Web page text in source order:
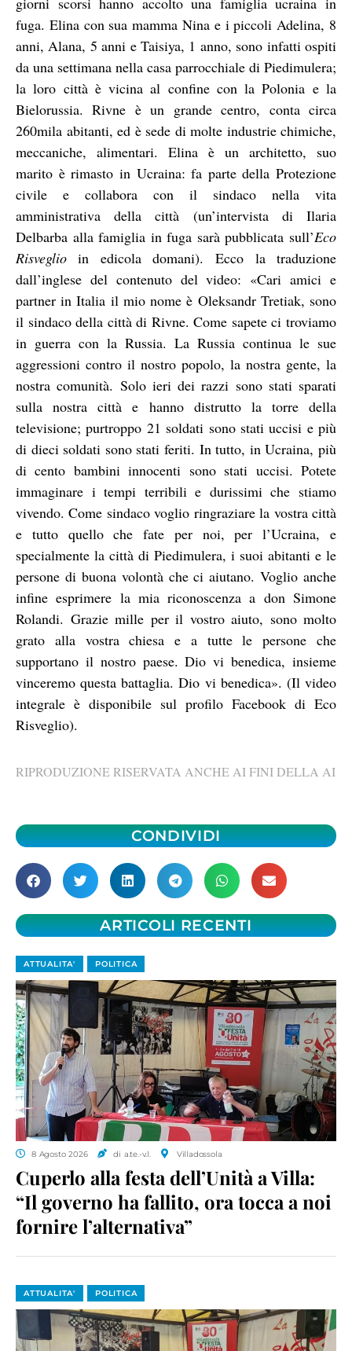
fuga. Elina con sua mamma Nina e i piccoli Adelina, 8
anni, Alana, 5 anni e Taisiya, 1 anno, sono infatti ospiti
da una settimana nella casa parrocchiale di Piedimulera;
la loro città è vicina al confine con la Polonia e la
Bielorussia. Rivne è un grande centro, conta circa
260mila abitanti, ed è sede di molte industrie chimiche,
meccaniche, alimentari. Elina è un architetto, suo
marito è rimasto in Ucraina: fa parte della Protezione
civile e collabora con il sindaco nella vita
amministrativa della città (un’intervista di Ilaria
Delbarba alla famiglia in fuga sarà pubblicata sull’Eco
Risveglio in edicola domani).
Ecco la traduzione
dall’inglese del contenuto del video: «Cari amici e
partner in Italia il mio nome è Oleksandr Tretiak, sono
il sindaco della città di Rivne. Come sapete ci troviamo
in guerra con la Russia. La Russia continua le sue
aggressioni contro il nostro popolo, la nostra gente, la
nostra comunità. Solo ieri dei razzi sono stati sparati
sulla nostra città e hanno distrutto la torre della
televisione; purtroppo 21 soldati sono stati uccisi e più
di dieci soldati sono stati feriti. In tutto, in Ucraina, più
di cento bambini innocenti sono stati uccisi. Potete
immaginare i tempi terribili e durissimi che stiamo
vivendo. Come sindaco voglio ringraziare la vostra città
e tutto quello che fate per noi, per l’Ucraina, e
specialmente la città di Piedimulera, i suoi abitanti e le
persone di buona volontà che ci aiutano. Voglio anche
infine esprimere la mia riconoscenza a don Simone
Rolandi. Grazie mille per il vostro aiuto, sono molto
grato alla vostra chiesa e a tutte le persone che
supportano il nostro paese. Dio vi benedica, insieme
vinceremo questa battaglia. Dio vi benedica». (Il video
integrale è disponibile sul profilo Facebook di Eco
Risveglio).
RIPRODUZIONE RISERVATA ANCHE AI FINI DELLA AI
CONDIVIDI
ARTICOLI RECENTI
ATTUALITA' POLITICA
8 Agosto 2026 di a.te.-v.l. Villadossola
Cuperlo alla festa dell’Unità a Villa:
“Il governo ha fallito, ora tocca a noi
fornire l’alternativa”
ATTUALITA' POLITICA